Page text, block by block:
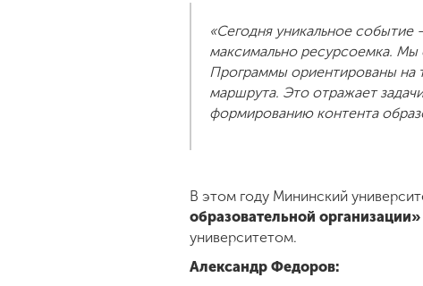
«Сегодня уникальное событие
максимально ресурсоемка. Мы
Программы ориентированы на
маршрута. Это отражает
формированию контента
В этом году Мининский
образовательной организации»
университетом.
Александр Федоров: